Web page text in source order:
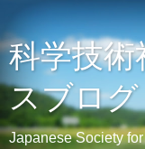
科学技術
スブログ
Japanese Society